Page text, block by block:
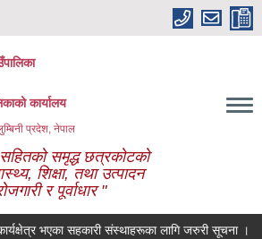
कार्यालय
प्रदेश, नेपाल
समृद्ध छत्रकोटको
शिक्षा, तथा उत्पादन
र पूर्वाधार "
भएका सहकारी संस्थाहरूका लागि जरुरी सूचना ।